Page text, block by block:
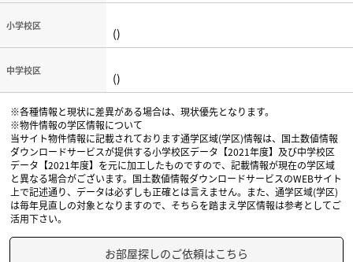
小学校区 ()
中学校区 ()
※各種情報と現状に差異がある場合は、現状優先となります。
※物件情報の学区情報について
当サイト物件情報に記載されております通学区域(学区)情報は、国土数値情報
ダウンロードサービスが提供する小学校区データ【2021年度】及び中学校区
データ【2021年度】を元に加工したものですので、記載情報が現在の学区域
と異なる場合がございます。国土数値情報ダウンロードサービスのWEBサイト
上で記述通り、データは必ずしも正確とは言えません。また、通学区域(学区)
は毎年見直しの対象となりますので、そちらを踏まえ学区情報は参考としてご
活用下さい。
お部屋探しのご依頼はこちら